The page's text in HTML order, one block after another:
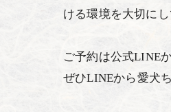
ける環境を大切に
ご予約は公式LINE
ぜひLINEから愛犬